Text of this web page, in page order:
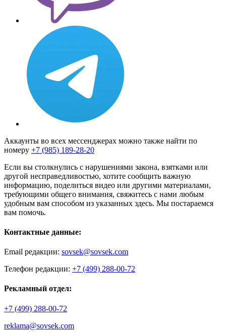
Аккаунты во всех мессенджерах можно также найти по
номеру +7 (985) 189-28-20
Если вы столкнулись с нарушениями закона, взятками или
другой несправедливостью, хотите сообщить важную
информацию, поделиться видео или другими материалами,
требующими общего внимания, свяжитесь с нами любым
удобным вам способом из указанных здесь. Мы постараемся
вам помочь.
Контактные данные:
Email редакции: sovsek@sovsek.com
Телефон редакции: +7 (499) 288-00-72
Рекламный отдел:
+7 (499) 288-00-72
reklama@sovsek.com